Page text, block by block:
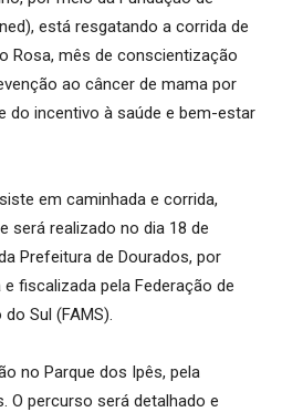
está resgatando a corrida de
Rosa, mês de conscientização
ao câncer de mama por
do incentivo à saúde e bem-estar
em caminhada e corrida,
será realizado no dia 18 de
Prefeitura de Dourados, por
fiscalizada pela Federação de
Sul (FAMS).
no Parque dos Ipês, pela
O percurso será detalhado e